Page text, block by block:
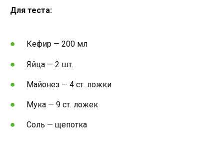
Для теста:
Кефир — 200 мл
Яйца — 2 шт.
Майонез — 4 ст. ложки
Мука — 9 ст. ложек
Соль — щепотка